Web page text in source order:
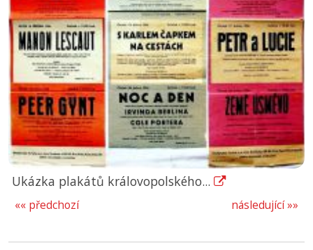
Ukázka plakátů královopolského...
následující »»
«« předchozí